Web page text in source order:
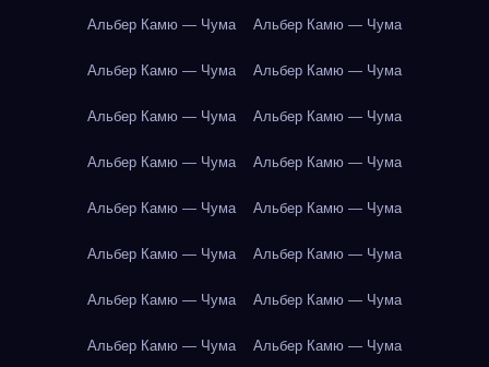
Альбер Камю — Чума Альбер Камю — Чума
Альбер Камю — Чума Альбер Камю — Чума
Альбер Камю — Чума Альбер Камю — Чума
Альбер Камю — Чума Альбер Камю — Чума
Альбер Камю — Чума Альбер Камю — Чума
Альбер Камю — Чума Альбер Камю — Чума
Альбер Камю — Чума Альбер Камю — Чума
Альбер Камю — Чума Альбер Камю — Чума